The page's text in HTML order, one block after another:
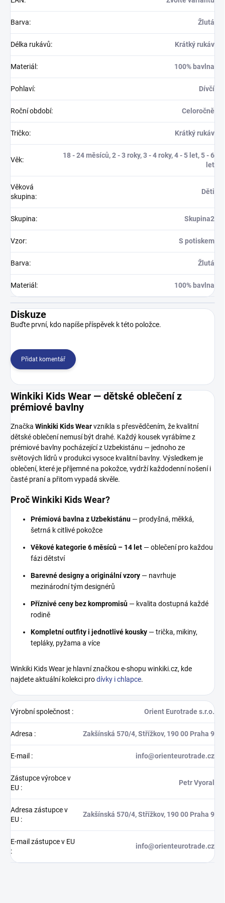
Barva: Žlutá
Délka rukávů: Krátký rukáv
Materiál : 100% bavlna
Pohlaví: Dívčí
Roční období: Celoročně
Tričko: Krátký rukáv
Věk:
18 - 24 měsíců, 2 - 3 roky, 3 - 4 roky, 4 - 5 let, 5 - 6
let
Věková
skupina:
Děti
Skupina: Skupina2
Vzor: S potiskem
Barva: Žlutá
Materiál : 100% bavlna
Diskuze
Buďte první, kdo napíše příspěvek k této položce.
Přidat komentář
Winkiki Kids Wear — dětské oblečení z
prémiové bavlny
Značka Winkiki Kids Wearvznikla s přesvědčením, že kvalitní
dětské oblečení nemusí být drahé. Každý kousek vyrábíme z
prémiové bavlny pocházející z Uzbekistánu — jednoho ze
světových lídrů v produkci vysoce kvalitní bavlny. Výsledkem je
oblečení, které je příjemné na pokožce, vydrží každodenní nošení i
časté praní a přitom vypadá skvěle.
Proč Winkiki Kids Wear?
Prémiová bavlna z Uzbekistánu — prodyšná, měkká,
šetrná k citlivé pokožce
Věkové kategorie 6 měsíců – 14 let — oblečení pro každou
fázi dětství
Barevné designy a originální vzory — navrhuje
mezinárodní tým designérů
Příznivé ceny bez kompromisů — kvalita dostupná každé
rodině
Kompletní outfity i jednotlivé kousky — trička, mikiny,
tepláky, pyžama a více
Winkiki Kids Wear je hlavní značkou e-shopu winkiki.cz, kde
najdete aktuální kolekci prodívky i chlapce.
Výrobní společnost : Orient Eurotrade s.r.o.
Adresa : Zakšínská 570/4, Střížkov, 190 00 Praha 9
E-mail : info@orienteurotrade.cz
Zástupce výrobce v
EU :
Petr Vyoral
Adresa zástupce v
EU :
Zakšínská 570/4, Střížkov, 190 00 Praha 9
E-mail zástupce v EU
:
info@orienteurotrade.cz